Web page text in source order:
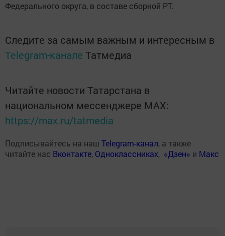
Федерального округа, в составе сборной РТ.
Следите за самым важным и интересным в
Telegram-канале Татмедиа
Читайте новости Татарстана в
национальном мессенджере MАХ:
https://max.ru/tatmedia
Подписывайтесь на наш Telegram-канал, а также
читайте нас Вконтакте, Одноклассниках, «Дзен» и Макс